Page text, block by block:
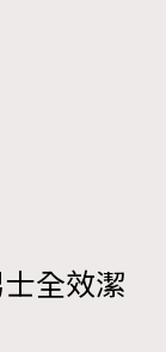
全效潔